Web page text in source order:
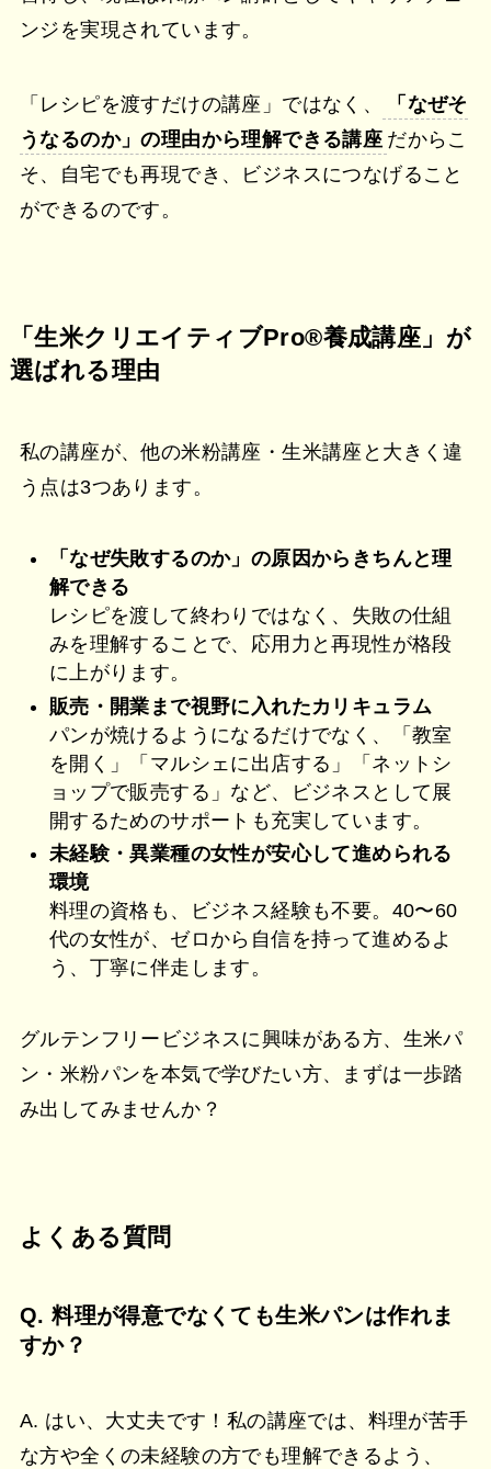
ンジを実現されています。
「レシピを渡すだけの講座」ではなく、
「なぜそ
うなるのか」の理由から理解できる講座 だからこ
そ、自宅でも再現でき、ビジネスにつなげること
ができるのです。
「生米クリエイティブPro®︎養成講座」が
選ばれる理由
私の講座が、他の米粉講座・生米講座と大きく違
う点は3つあります。
「なぜ失敗するのか」の原因からきちんと理
解できる
レシピを渡して終わりではなく、失敗の仕組
みを理解することで、応用力と再現性が格段
に上がります。
販売・開業まで視野に入れたカリキュラム
パンが焼けるようになるだけでなく、「教室
を開く」「マルシェに出店する」「ネットシ
ョップで販売する」など、ビジネスとして展
開するためのサポートも充実しています。
未経験・異業種の女性が安心して進められる
環境
料理の資格も、ビジネス経験も不要。40〜60
代の女性が、ゼロから自信を持って進めるよ
う、丁寧に伴走します。
グルテンフリービジネスに興味がある方、生米パ
ン・米粉パンを本気で学びたい方、まずは一歩踏
み出してみませんか？
よくある質問
Q. 料理が得意でなくても生米パンは作れま
すか？
A. はい、大丈夫です！私の講座では、料理が苦手
な方や全くの未経験の方でも理解できるよう、